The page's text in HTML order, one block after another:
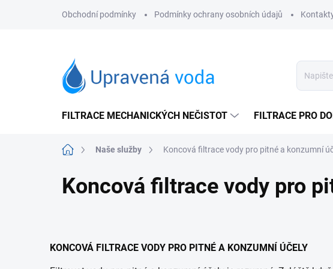
Obchodní podmínky Podmínky ochrany osobních údajů
FILTRACE MECHANICKÝCH NEČISTOT FILTRACE PRO
Domů Naše služby Koncová filtrace vody pro pitné a konzumní
Koncová filtrace vody pro
KONCOVÁ FILTRACE VODY PRO PITNÉ A KONZUMNÍ ÚČELY